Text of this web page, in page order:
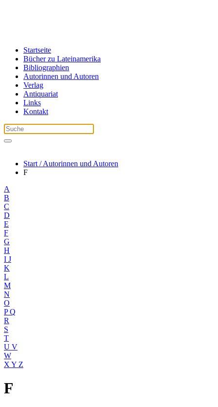
Startseite
Bücher zu Lateinamerika
Bibliographien
Autorinnen und Autoren
Verlag
Antiquariat
Links
Kontakt
Start / Autorinnen und Autoren
F
A
B
C
D
E
F
G
H
I J
K
L
M
N
O
P Q
R
S
T
U V
W
X Y Z
F